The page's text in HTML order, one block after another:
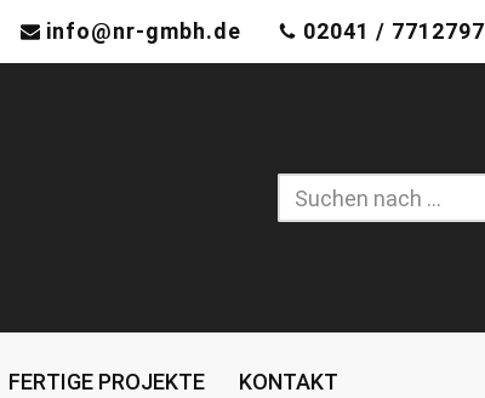
info@nr-gmbh.de 02041 / 7712797
FERTIGE PROJEKTE KONTAKT